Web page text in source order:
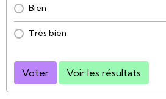
Bien
Très bien
Voter Voir les résultats